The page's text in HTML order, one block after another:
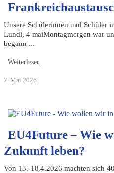
Unsere Schülerinnen und Schüler
Lundi, 4 maiMontagmorgen war
begann ...
Weiterlesen
7. Mai 2026
EU4Future – Wie
Zukunft leben?
Von 13.-18.4.2026 machten sich